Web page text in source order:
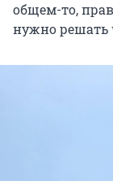
общем-то,
нужно решать